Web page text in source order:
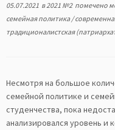
05.07.2021 в2021 №2 помечено
семейная политика/
традиционалистская
Несмотря на большое
семейной политике и
студенчества, пока
анализировался уровень и